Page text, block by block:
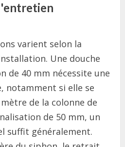
varient selon la
Une douche
de 40 mm nécessite une
notamment si elle se
de la colonne de
de 50 mm, un
suffit généralement.